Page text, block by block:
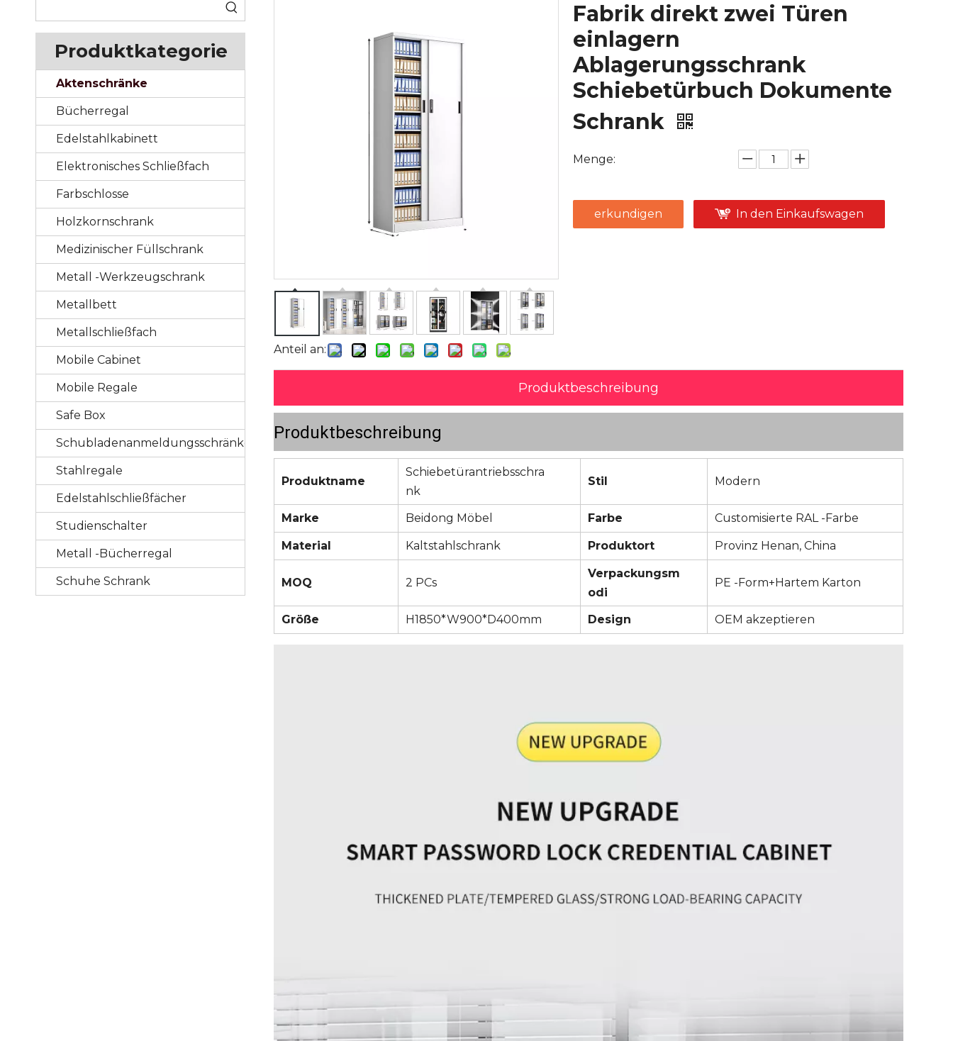
Produktkategorie
Aktenschränke
Bücherregal
Edelstahlkabinett
Elektronisches Schließfach
Farbschlosse
Holzkornschrank
Medizinischer Füllschrank
Metall -Werkzeugschrank
Metallbett
Metallschließfach
Mobile Cabinet
Mobile Regale
Safe Box
Schubladenanmeldungsschränke
Stahlregale
Edelstahlschließfächer
Studienschalter
Metall -Bücherregal
Schuhe Schrank
Anteil an:
Fabrik direkt zwei Türen
einlagern
Ablagerungsschrank
Schiebetürbuch Dokumente
Schrank
Menge:
erkundigen In den Einkaufswagen
Produktbeschreibung
Produktbeschreibung
Produktname
Schiebetürantriebsschra
nk
Stil Modern
Marke Beidong Möbel Farbe Customisierte RAL -Farbe
Material Kaltstahlschrank Produktort Provinz Henan, China
MOQ 2 PCs
Verpackungsm
odi
PE -Form+Hartem Karton
Größe H1850*W900*D400mm Design OEM akzeptieren